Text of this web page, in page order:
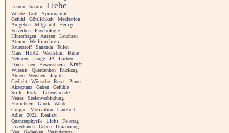
Lernen
Saturn Liebe
Wende Gott
Spiritualität
Gefühl
Göttlichkeit
Meditation
Aufgeben
Mitgefühl
Heilige
Verzeihen
Psychologie
Hinterfragen
Aussen
Leuchten
Atmen
Weihnachten
Sauerstoff
Sananda
Teilen
Mars
HERZ Wachstum
Ruhe
Nehmen
Lunge JA
Lachen
Danke
neu Bewusstsein Kraft
Wissen Querdenken
Rückzug
Ahnen
Weisheit
Jupiter
Gedicht
Wünsche Reset
Prayer
Akzeptanz
Gaben
Gefühle
Stille
Portal
Lebensfreude
Neues
Seelenverbindung
Ehrlichkeit
Glück
Werde
Gruppe
Motivation
Ganzheit
Adler
2022
Realität
Quantenphysik
Licht
Feiertag
Urvertrauen
Geben
Umarmung